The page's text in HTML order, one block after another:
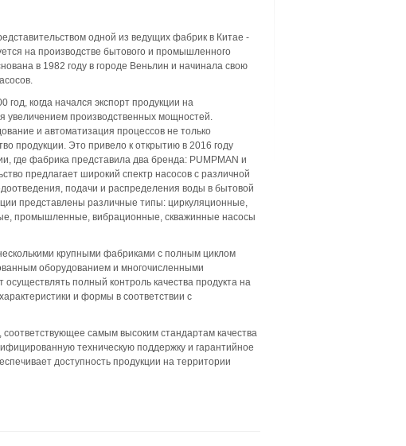
одной из ведущих фабрик в Китае -
на производстве бытового и промышленного
в 1982 году в городе Веньлин и начинала свою
когда начался экспорт продукции на
производственных мощностей.
и автоматизация процессов не только
продукции. Это привело к открытию в 2016 году
где фабрика представила два бренда: PUMPMAN и
предлагает широкий спектр насосов с различной
подачи и распределения воды в бытовой
представлены различные типы: циркуляционные,
промышленные, вибрационные, скважинные насосы
крупными фабриками с полным циклом
оборудованием и многочисленными
полный контроль качества продукта на
и формы в соответствии с
самым высоким стандартам качества
техническую поддержку и гарантийное
доступность продукции на территории